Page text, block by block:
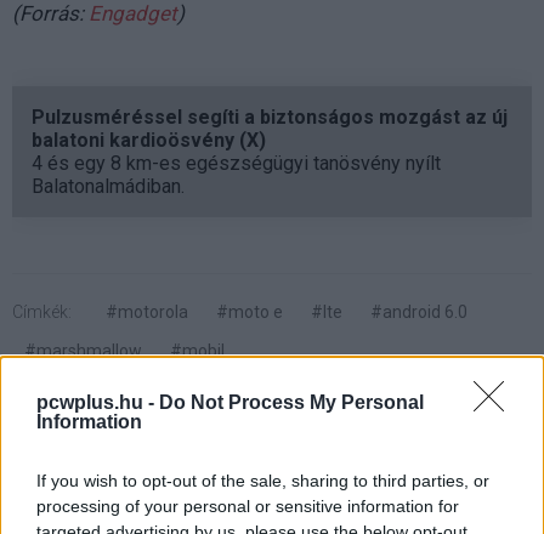
pcwplus.hu - Do Not Process My Personal
Information
If you wish to opt-out of the sale, sharing to third parties, or
processing of your personal or sensitive information for
(Forrás: Engadget)
Pulzusméréssel segíti a biztonságos mozgást az új
balatoni kardioösvény (X)
4 és egy 8 km-es egészségügyi tanösvény nyílt
Balatonalmádiban.
Címkék: #motorola #moto e #lte
#android 6.0
#marshmallow
#mobil
Youtube videók hangjával is